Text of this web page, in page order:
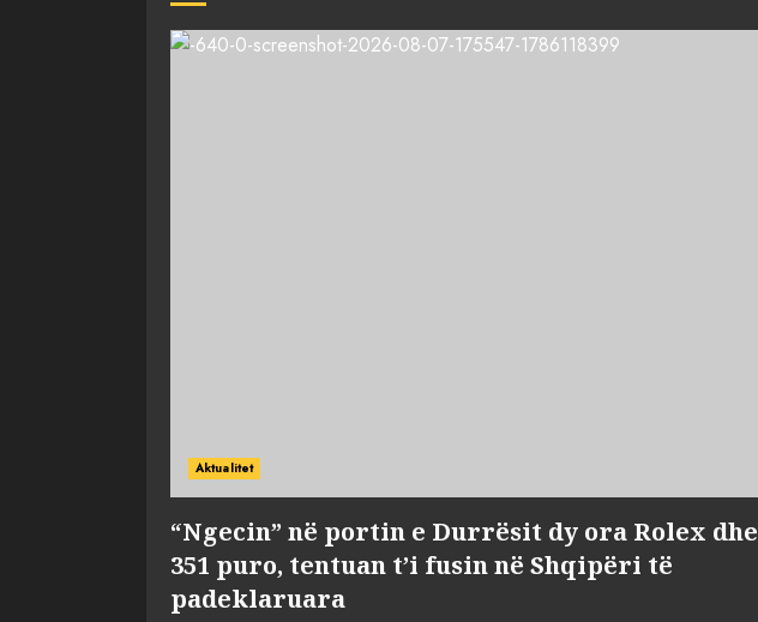
Aktualitet
“Ngecin” në portin e Durrësit dy ora Rolex dhe
351 puro, tentuan t’i fusin në Shqipëri të
padeklaruara